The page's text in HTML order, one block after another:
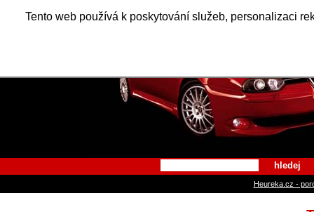
Tento web používá k poskytování služeb, personalizaci
Alfa
hledej
Heureka.cz -